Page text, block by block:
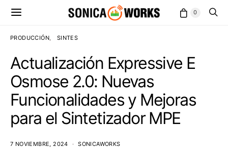
0
PRODUCCIÓN SINTES
Actualización Expressive E
Osmose 2.0: Nuevas
Funcionalidades y Mejoras
para el Sintetizador MPE
7 NOVIEMBRE, 2024 SONICAWORKS